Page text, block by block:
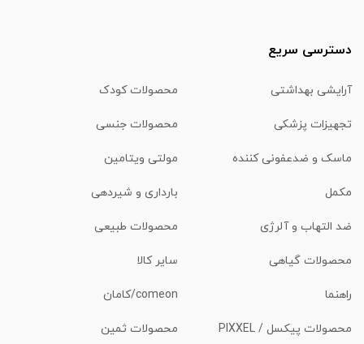
دسترسی سریع
آرایشی بهداشتی محصولات کودک
تجهیزات پزشکی محصولات جنسی
ماسک و ضدعفونی کننده مولتی ویتامین
مکمل بارداری و شیردهی
ضد التهاب و آلرژی محصولات طبیعی
محصولات گیاهی سایر کالا
راهنما comeon/کامان
محصولات پیکسل / PIXXEL محصولات ثمین